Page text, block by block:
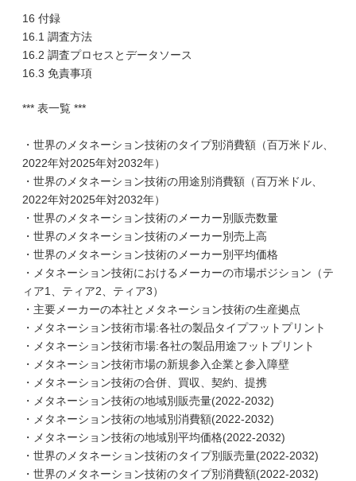
16 付録
16.1 調査方法
16.2 調査プロセスとデータソース
16.3 免責事項
*** 表一覧 ***
・世界のメタネーション技術のタイプ別消費額（百万米ドル、
2022年対2025年対2032年）
・世界のメタネーション技術の用途別消費額（百万米ドル、
2022年対2025年対2032年）
・世界のメタネーション技術のメーカー別販売数量
・世界のメタネーション技術のメーカー別売上高
・世界のメタネーション技術のメーカー別平均価格
・メタネーション技術におけるメーカーの市場ポジション（テ
ィア1、ティア2、ティア3）
・主要メーカーの本社とメタネーション技術の生産拠点
・メタネーション技術市場:各社の製品タイプフットプリント
・メタネーション技術市場:各社の製品用途フットプリント
・メタネーション技術市場の新規参入企業と参入障壁
・メタネーション技術の合併、買収、契約、提携
・メタネーション技術の地域別販売量(2022-2032)
・メタネーション技術の地域別消費額(2022-2032)
・メタネーション技術の地域別平均価格(2022-2032)
・世界のメタネーション技術のタイプ別販売量(2022-2032)
・世界のメタネーション技術のタイプ別消費額(2022-2032)